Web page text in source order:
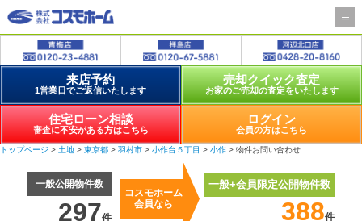
来店予約
1営業日でご返信いたします
売却クイック査定
お家のご売却の査定をいたします
住宅ローン相談
審査に不安がある方はこちら
ログイン
会員の方はこちら
トップページ > 土地 > 東京都 > 羽村市 > 小作台５丁目 > 小作 > 物件お問い合わせ
一般公開物件数
297件
コスモホーム
会員なら
一般+会員限定公開物件数
388件